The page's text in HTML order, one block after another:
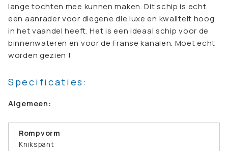
lange tochten mee kunnen maken. Dit schip is echt
een aanrader voor diegene die luxe en kwaliteit hoog
in het vaandel heeft. Het is een ideaal schip voor de
binnenwateren en voor de Franse kanalen. Moet echt
worden gezien !
Specificaties:
Algemeen:
Rompvorm
Knikspant